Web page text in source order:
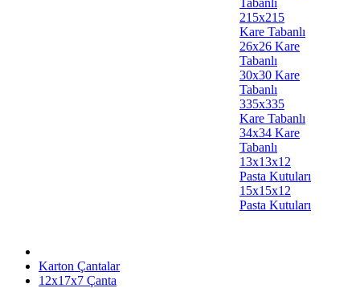
Tabanlı
215x215
Kare Tabanlı
26x26 Kare
Tabanlı
30x30 Kare
Tabanlı
335x335
Kare Tabanlı
34x34 Kare
Tabanlı
13x13x12
Pasta Kutuları
15x15x12
Pasta Kutuları
Karton Çantalar
12x17x7 Çanta